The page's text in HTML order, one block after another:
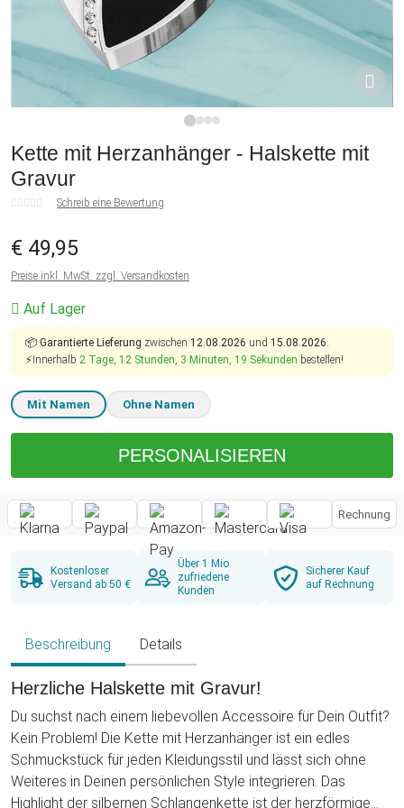
Kette mit Herzanhänger - Halskette mit
Gravur
Schreib eine Bewertung
€ 49,95
Preise inkl. MwSt. zzgl. Versandkosten
Auf Lager
📦 Garantierte Lieferung zwischen 12.08.2026 und 15.08.2026.
⚡Innerhalb 2 Tage, 12 Stunden, 3 Minuten, 19 Sekunden bestellen!
Mit Namen Ohne Namen
PERSONALISIEREN
Rechnung
Kostenloser
Versand ab 50 €
Über 1 Mio.
zufriedene
Kunden
Sicherer Kauf
auf Rechnung
Beschreibung Details
Herzliche Halskette mit Gravur!
Du suchst nach einem liebevollen Accessoire für Dein Outfit?
Kein Problem! Die Kette mit Herzanhänger ist ein edles
Schmuckstück für jeden Kleidungsstil und lässt sich ohne
Weiteres in Deinen persönlichen Style integrieren. Das
Highlight der silbernen Schlangenkette ist der herzförmige